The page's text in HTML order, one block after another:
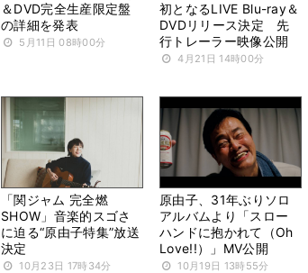
＆DVD完全生産限定盤
の詳細を発表
5月11日 08時00分
初となるLIVE Blu-ray＆
DVDリリース決定 先
行トレーラー映像公開
4月21日 14時00分
「関ジャム 完全燃
SHOW」音楽的スゴさ
に迫る“原由子特集”放送
決定
10月23日 17時34分
原由子、31年ぶりソロ
アルバムより「スロー
ハンドに抱かれて（Oh
Love!!）」MV公開
10月19日 13時55分